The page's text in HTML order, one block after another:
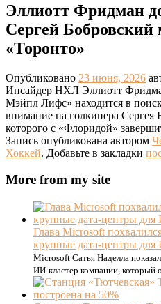
Эллиотт Фридман
Сергей Бобровский
«Торонто»
Опубликовано 23 июня, 2026
Инсайдер НХЛ Эллиотт
Мэйпл Лифс» находится в
внимание на голкипера Сергея
которого с «Флоридой»
Запись опубликована автором
Хоккей. Добавьте в закладки
More from my site
Глава Microsoft
крупные дата-центры
Microsoft Сатья Наделла
ИИ-кластер компании, который